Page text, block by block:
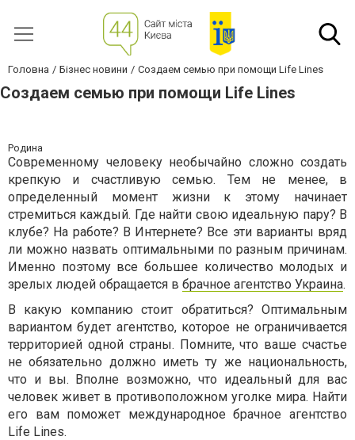
Головна Бізнес новини Создаем семью при помощи Life Lines
Создаем семью при помощи Life Lines
Родина
Современному человеку необычайно сложно создать
крепкую и счастливую семью. Тем не менее, в
определенный момент жизни к этому начинает
стремиться каждый. Где найти свою идеальную пару? В
клубе? На работе? В Интернете? Все эти варианты вряд
ли можно назвать оптимальными по разным причинам.
Именно поэтому все большее количество молодых и
зрелых людей обращается в брачное агентство Украина.
В какую компанию стоит обратиться? Оптимальным
вариантом будет агентство, которое не ограничивается
территорией одной страны. Помните, что ваше счастье
не обязательно должно иметь ту же национальность,
что и вы. Вполне возможно, что идеальный для вас
человек живет в противоположном уголке мира. Найти
его вам поможет международное брачное агентство
Life Lines.